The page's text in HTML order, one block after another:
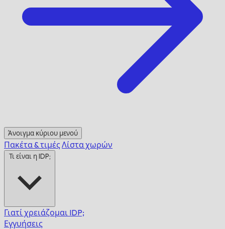
Άνοιγμα κύριου μενού
Πακέτα & τιμέςΛίστα χωρών
Τι είναι η IDP;
Γιατί χρειάζομαι IDP;
Εγγυήσεις